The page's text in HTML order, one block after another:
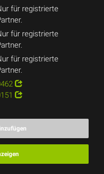
für registrierte
für registrierte
für registrierte